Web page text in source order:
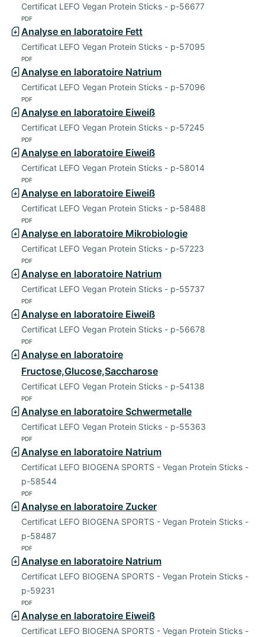
Certificat LEFO Vegan Protein Sticks - p-56677
PDF
Analyse en laboratoire Fett
Certificat LEFO Vegan Protein Sticks - p-57095
PDF
Analyse en laboratoire Natrium
Certificat LEFO Vegan Protein Sticks - p-57096
PDF
Analyse en laboratoire Eiweiß
Certificat LEFO Vegan Protein Sticks - p-57245
PDF
Analyse en laboratoire Eiweiß
Certificat LEFO Vegan Protein Sticks - p-58014
PDF
Analyse en laboratoire Eiweiß
Certificat LEFO Vegan Protein Sticks - p-58488
PDF
Analyse en laboratoire Mikrobiologie
Certificat LEFO Vegan Protein Sticks - p-57223
PDF
Analyse en laboratoire Natrium
Certificat LEFO Vegan Protein Sticks - p-55737
PDF
Analyse en laboratoire Eiweiß
Certificat LEFO Vegan Protein Sticks - p-56678
PDF
Analyse en laboratoire
Fructose,Glucose,Saccharose
Certificat LEFO Vegan Protein Sticks - p-54138
PDF
Analyse en laboratoire Schwermetalle
Certificat LEFO Vegan Protein Sticks - p-55363
PDF
Analyse en laboratoire Natrium
Certificat LEFO BIOGENA SPORTS - Vegan Protein Sticks -
p-58544
PDF
Analyse en laboratoire Zucker
Certificat LEFO BIOGENA SPORTS - Vegan Protein Sticks -
p-58487
PDF
Analyse en laboratoire Natrium
Certificat LEFO BIOGENA SPORTS - Vegan Protein Sticks -
p-59231
PDF
Analyse en laboratoire Eiweiß
Certificat LEFO BIOGENA SPORTS - Vegan Protein Sticks -